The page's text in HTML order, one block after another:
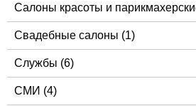
Салоны красоты и
Свадебные салоны (1)
Службы (6)
СМИ (4)